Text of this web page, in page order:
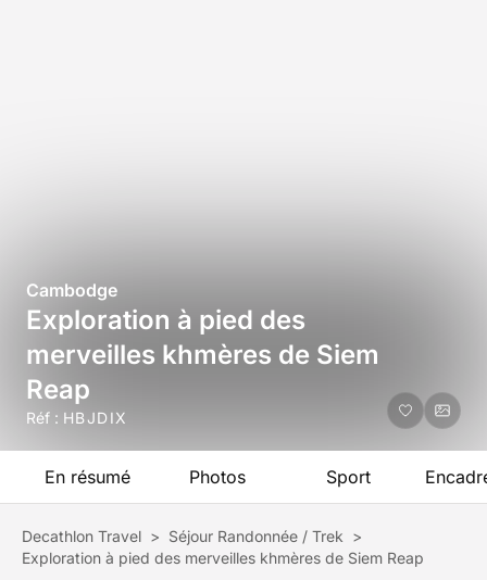
Cambodge
Exploration à pied des
merveilles khmères de Siem
Reap
Réf : HBJDIX
En résumé Photos Sport
Decathlon Travel > Séjour Randonnée / Trek >
Exploration à pied des merveilles khmères de Siem Reap